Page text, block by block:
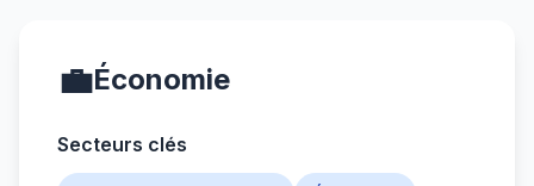
💼Économie
Secteurs clés